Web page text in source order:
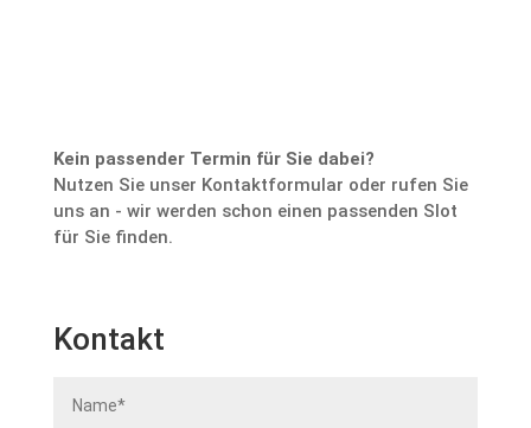
Kein passender Termin für Sie dabei?
Nutzen Sie unser Kontaktformular oder rufen Sie
uns an - wir werden schon einen passenden Slot
für Sie finden.
Kontakt